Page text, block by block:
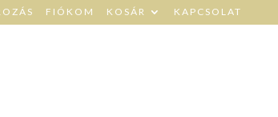
FIÓKOM KOSÁR KAPCSOLAT